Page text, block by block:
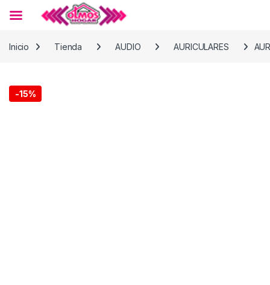
Inicio
Tienda AUDIO AURICULARES
-15%